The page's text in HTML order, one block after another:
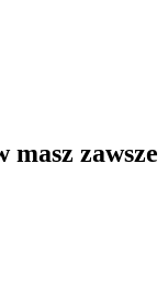
masz zawsze